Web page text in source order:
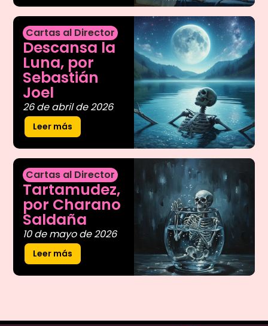
Cartas al Director
Descansa la
Luna, por
Sebastián
Joel
26 de abril de 2026
Leer más
Cartas al Director
Tartamudez,
por Charano
Saldaña
10 de mayo de 2026
Leer más